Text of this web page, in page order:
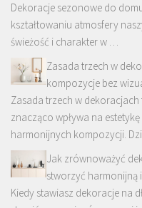
Dekoracje sezonowe do
kształtowaniu atmosfery
świeżość i charakter w …
Zasada trzech w
kompozycje bez
Zasada trzech w
znacząco wpływa na
harmonijnych kompozycji.
Jak zrównoważyć
stworzyć harmonijną
Kiedy stawiasz dekoracje na